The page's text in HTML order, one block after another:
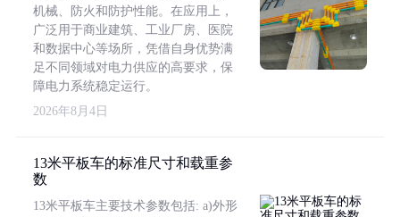
机械、防火和防护性能。在应用上，
广泛用于商业建筑、工业厂房、医院
和数据中心等场所，凭借自身优势满
足不同领域对电力供应的高要求，保
障电力系统稳定运行。
2026年8月4日
13米平板车的标准尺寸和载重参
数
13米平板车主要技术参数包括: a)外形